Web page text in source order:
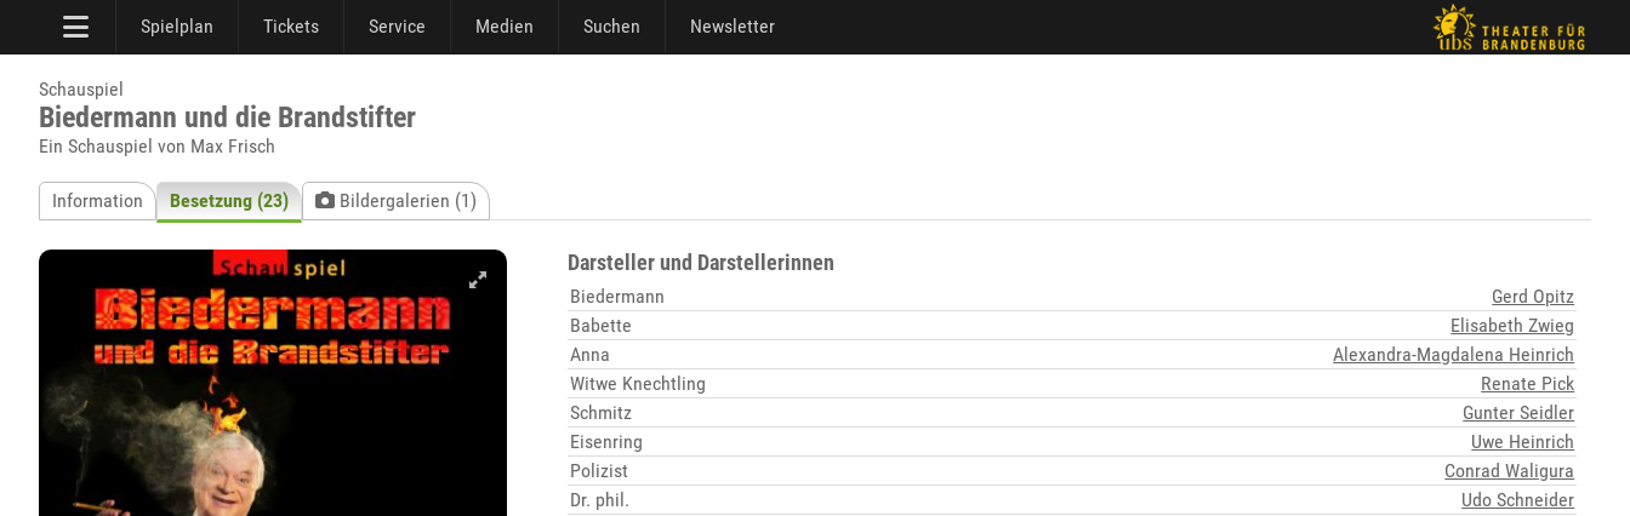
Spielplan Tickets Service Medien Suchen Newsletter
Schauspiel
Biedermann und die Brandstifter
Ein Schauspiel von Max Frisch
Information Besetzung (23) Bildergalerien (1)
Darsteller und Darstellerinnen
Biedermann
Gerd Opitz
Babette
Elisabeth Zwieg
Anna
Alexandra-Magdalena Heinrich
Witwe Knechtling
Renate Pick
Schmitz
Gunter Seidler
Eisenring
Uwe Heinrich
Polizist
Conrad Waligura
Dr. phil.
Udo Schneider